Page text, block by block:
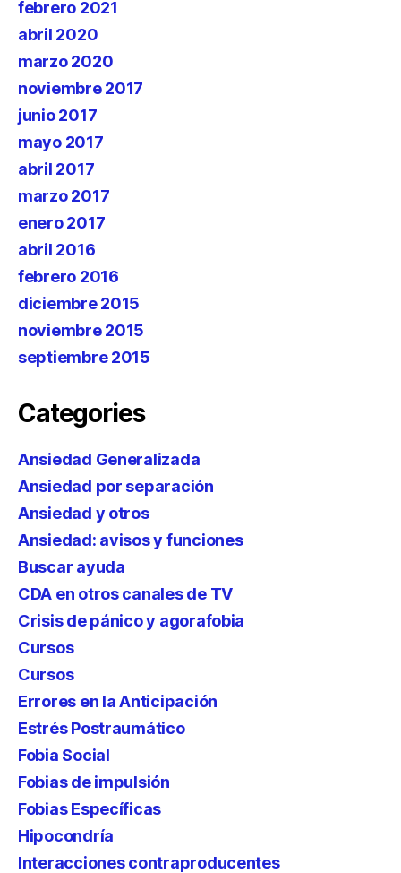
febrero 2021
abril 2020
marzo 2020
noviembre 2017
junio 2017
mayo 2017
abril 2017
marzo 2017
enero 2017
abril 2016
febrero 2016
diciembre 2015
noviembre 2015
septiembre 2015
Categories
Ansiedad Generalizada
Ansiedad por separación
Ansiedad y otros
Ansiedad: avisos y funciones
Buscar ayuda
CDA en otros canales de TV
Crisis de pánico y agorafobia
Cursos
Cursos
Errores en la Anticipación
Estrés Postraumático
Fobia Social
Fobias de impulsión
Fobias Específicas
Hipocondría
Interacciones contraproducentes